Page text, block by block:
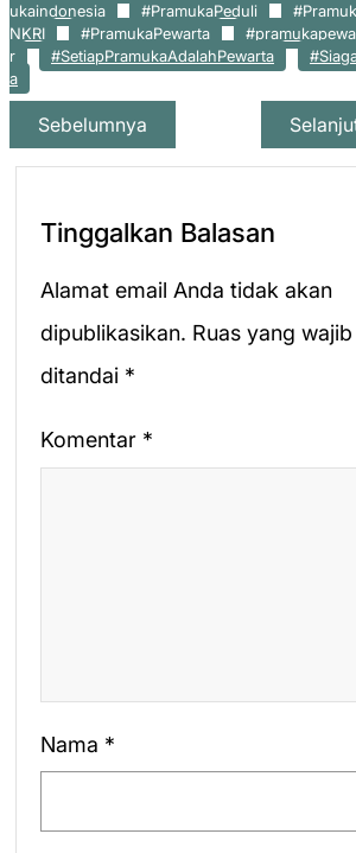
ukaindonesia
#PramukaPeduli
NKRI
#PramukaPewarta
r
#SetiapPramukaAdalahPewarta
a
Sebelumnya
Tinggalkan Balasan
Alamat email Anda tidak akan
dipublikasikan. Ruas yang wajib
ditandai *
Komentar *
Nama *